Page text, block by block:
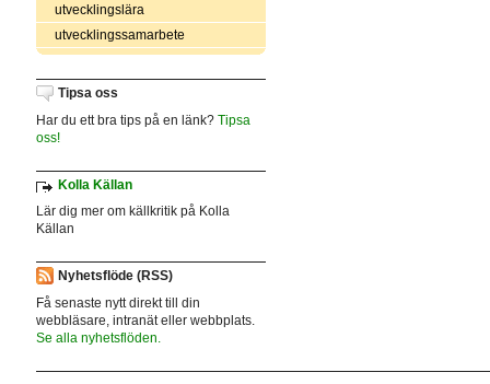
utvecklingslära
utvecklingssamarbete
Tipsa oss
Har du ett bra tips på en länk? Tipsa
oss!
Kolla Källan
Lär dig mer om källkritik på Kolla
Källan
Nyhetsflöde (RSS)
Få senaste nytt direkt till din
webbläsare, intranät eller webbplats.
Se alla nyhetsflöden.